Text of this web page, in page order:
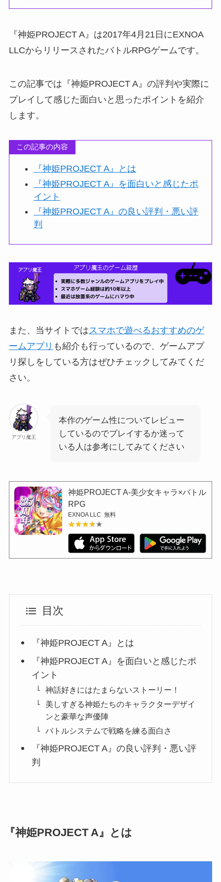
『神姫PROJECT A』は2017年4月21日にEXNOA
LLCからリリースされたバトルRPGゲームです。
この記事では『神姫PROJECT A』の評判や実際に
プレイして感じた面白いと思ったポイントを紹介
します。
この記事の内容
『神姫PROJECT A』とは
『神姫PROJECT A』を面白いと感じたポ
イント
『神姫PROJECT A』の良い評判・悪い評
判
また、当サイトでは スマホで遊べるおすすめのゲ
ームアプリ も紹介も行っているので、ゲームアプ
リ探しをしている方はぜひチェックしてみてくだ
さい。
アプリ魔王
本作のゲーム性についてレビュー
しているのでプレイするか迷って
いる人は参考にしてみてください
神姫PROJECT A-美少女キャラ×バトル
RPG
EXNOA LLC 無料
★★★★★
★★★★★
目次
『神姫PROJECT A』とは
『神姫PROJECT A』を面白いと感じたポ
イント
神話好きにはたまらないストーリー！
美しすぎる神姫たちのキャラクターデザイ
ンと豪華な声優陣
バトルシステムで戦略を練る面白さ
『神姫PROJECT A』の良い評判・悪い評
判
『神姫PROJECT A』とは